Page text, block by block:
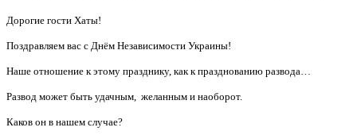
Дорогие гости Хаты!
Поздравляем вас с Днём Независимости Украины!
Наше отношение к этому празднику, как к празднованию развода…
Развод может быть удачным, желанным и наоборот.
Каков он в нашем случае?